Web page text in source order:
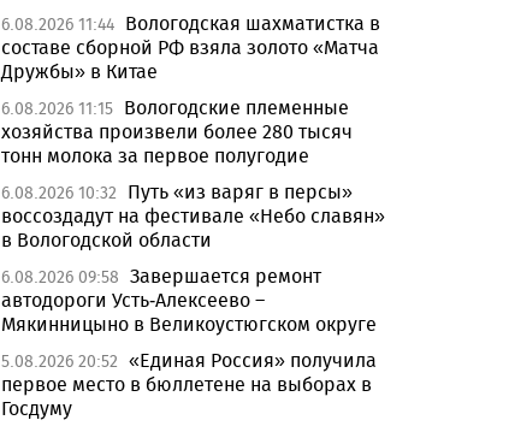
6.08.2026 11:44 Вологодская шахматистка в
составе сборной РФ взяла золото «Матча
Дружбы» в Китае
6.08.2026 11:15 Вологодские племенные
хозяйства произвели более 280 тысяч
тонн молока за первое полугодие
6.08.2026 10:32
Путь «из варяг в персы»
воссоздадут на фестивале «Небо славян»
в Вологодской области
6.08.2026 09:58 Завершается ремонт
автодороги Усть-Алексеево –
Мякинницыно в Великоустюгском округе
5.08.2026 20:52 «Единая Россия» получила
первое место в бюллетене на выборах в
Госдуму